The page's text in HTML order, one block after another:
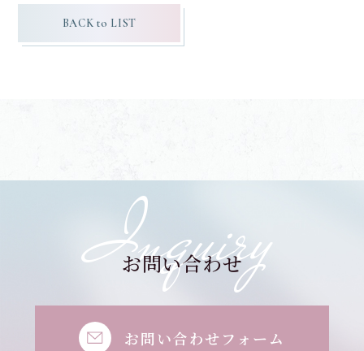
BACK to LIST
お問い合わせ
Inquiry
お問い合わせフォーム